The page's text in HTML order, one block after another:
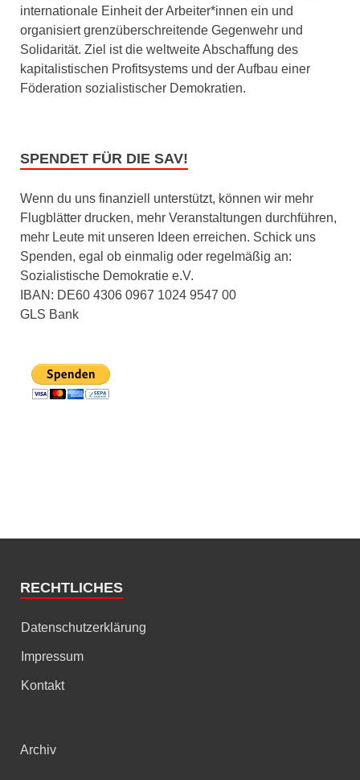
internationale Einheit der Arbeiter*innen ein und
organisiert grenzüberschreitende Gegenwehr und
Solidarität. Ziel ist die weltweite Abschaffung des
kapitalistischen Profitsystems und der Aufbau einer
Föderation sozialistischer Demokratien.
SPENDET FÜR DIE SAV!
Wenn du uns finanziell unterstützt, können wir mehr
Flugblätter drucken, mehr Veranstaltungen durchführen,
mehr Leute mit unseren Ideen erreichen. Schick uns
Spenden, egal ob einmalig oder regelmäßig an:
Sozialistische Demokratie e.V.
IBAN: DE60 4306 0967 1024 9547 00
GLS Bank
RECHTLICHES
Datenschutzerklärung
Impressum
Kontakt
Archiv